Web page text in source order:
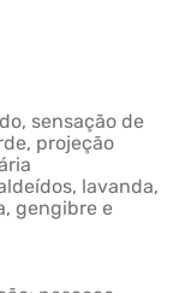
sensação de
projeção
lavanda,
gengibre e